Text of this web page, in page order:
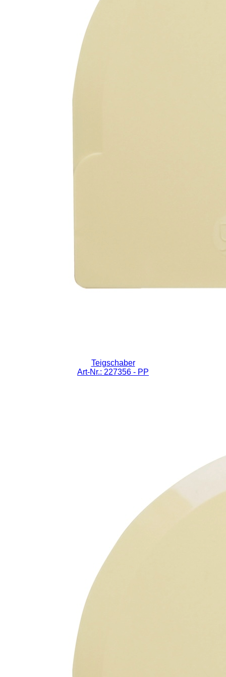
Teigschaber
Art-Nr.: 227356 - PP